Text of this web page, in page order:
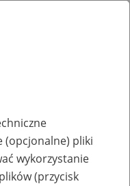
(opcjonalne) pliki
wykorzystanie
(przycisk